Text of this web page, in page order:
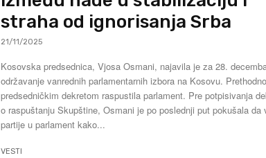
straha od ignorisanja Srba
21/11/2025
Kosovska predsednica, Vjosa Osmani, najavila je za 28.
održavanje vanrednih parlamentarnih izbora na Kosovu.
predsedničkim dekretom raspustila parlament. Pre potpisivanja
o raspuštanju Skupštine, Osmani je po poslednji put pokušala da
partije u parlament kako...
VESTI